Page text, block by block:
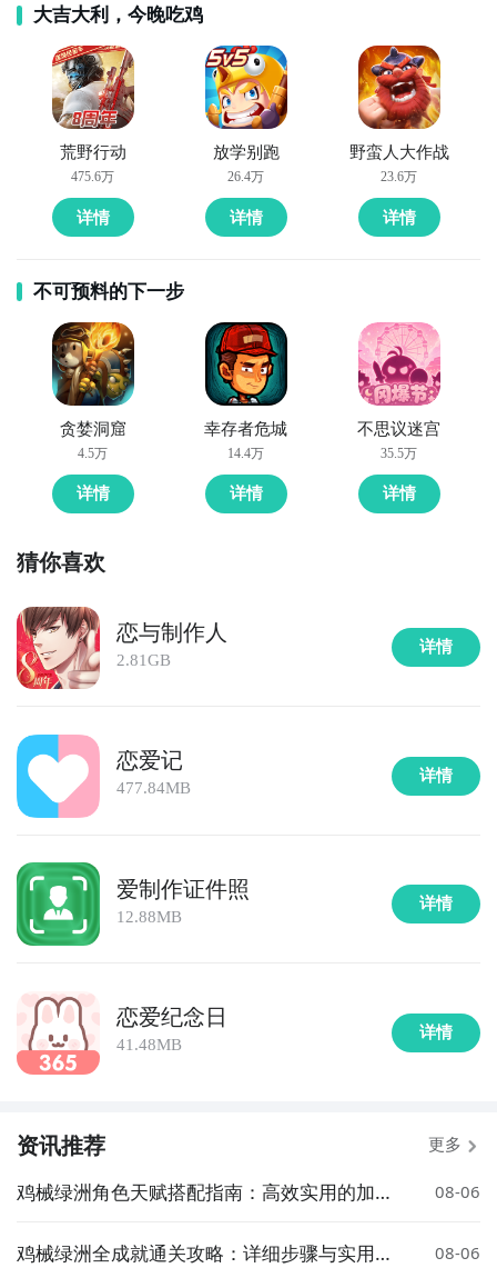
大吉大利，今晚吃鸡
荒野行动
475.6万
详情
放学别跑
26.4万
详情
野蛮人大作战
23.6万
详情
不可预料的下一步
贪婪洞窟
4.5万
详情
幸存者危城
14.4万
详情
不思议迷宫
35.5万
详情
猜你喜欢
恋与制作人
2.81GB
详情
恋爱记
477.84MB
详情
爱制作证件照
12.88MB
详情
恋爱纪念日
41.48MB
详情
资讯推荐 更多
鸡械绿洲角色天赋搭配指南：高效实用的加点
08-06
鸡械绿洲全成就通关攻略：详细步骤与实用技
08-06